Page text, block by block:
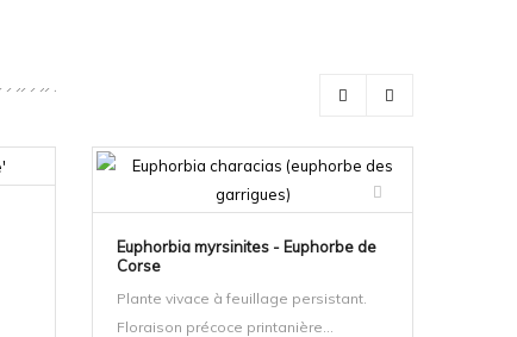
Euphorbia myrsinites - Euphorbe de
Corse
Plante vivace à feuillage persistant.
Floraison précoce printanière...